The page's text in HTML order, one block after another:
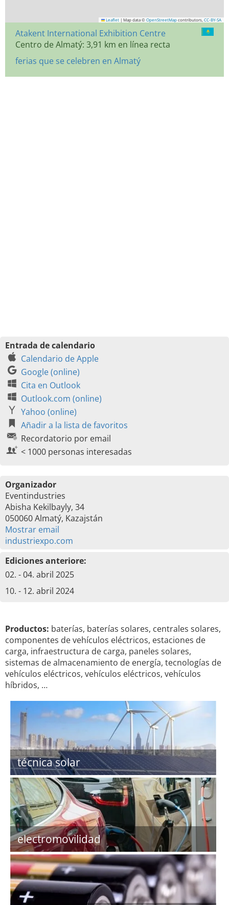
Leaflet | Map data © OpenStreetMap contributors, CC-BY-SA
Atakent International Exhibition Centre
Centro de Almatý: 3,91 km en línea recta
ferias que se celebren en Almatý
Entrada de calendario
Calendario de Apple
Google (online)
Cita en Outlook
Outlook.com (online)
Yahoo (online)
Añadir a la lista de favoritos
Recordatorio por email
< 1000 personas interesadas
Organizador
Eventindustries
Abisha Kekilbayly, 34
050060 Almatý, Kazajstán
Mostrar email
industriexpo.com
Ediciones anteriore:
02. - 04. abril 2025
10. - 12. abril 2024
Productos: baterías, baterías solares, centrales solares,
componentes de vehículos eléctricos, estaciones de
carga, infraestructura de carga, paneles solares,
sistemas de almacenamiento de energía, tecnologías de
vehículos eléctricos, vehículos eléctricos, vehículos
híbridos, …
técnica solar
electromovilidad